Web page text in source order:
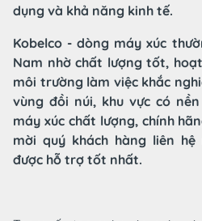
dụng và khả năng kinh tế.
Kobelco - dòng máy xúc
Nam nhờ chất lượng tốt,
môi trường làm việc khắc
vùng đồi núi, khu vực có
máy xúc chất lượng, chính
mời quý khách hàng liên
được hỗ trợ tốt nhất.